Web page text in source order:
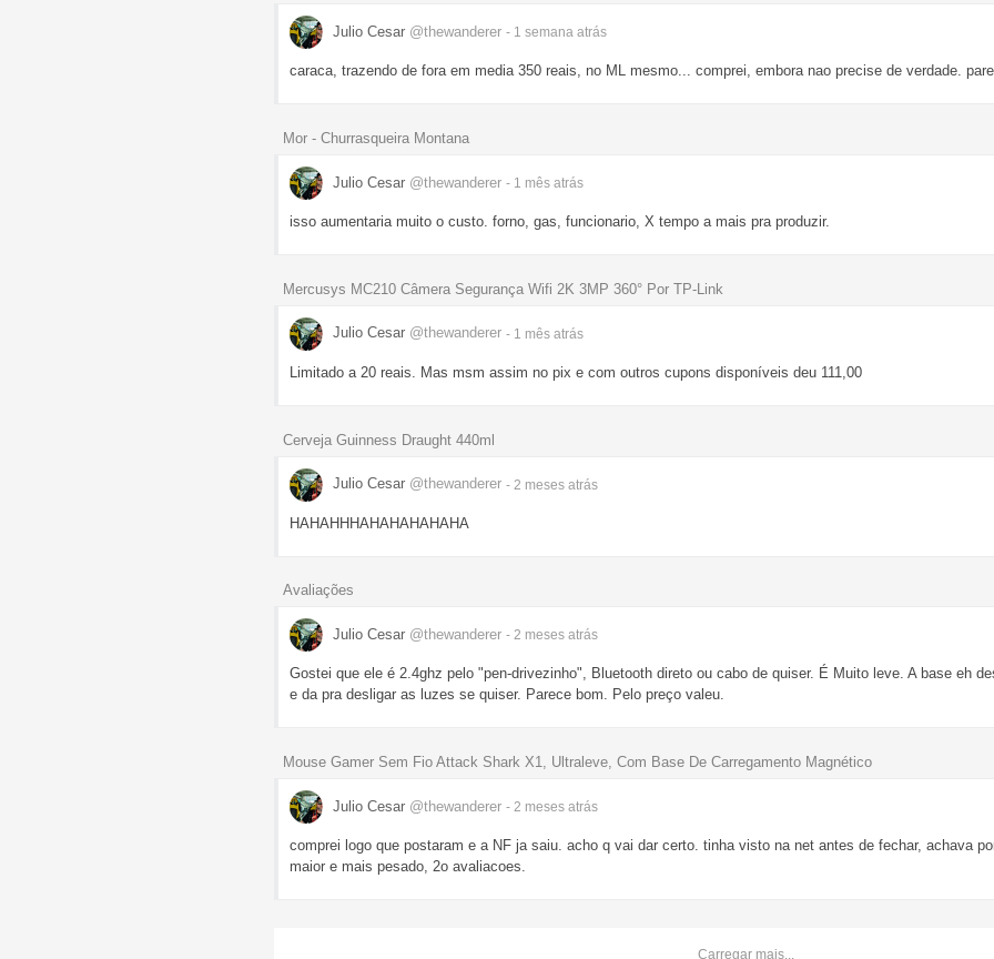
Julio Cesar @thewanderer - 1 semana atrás
caraca, trazendo de fora em media 350 reais, no ML mesmo... comprei, embora nao precise de verdade.
Mor - Churrasqueira Montana
Julio Cesar @thewanderer - 1 mês atrás
isso aumentaria muito o custo. forno, gas, funcionario, X tempo a mais pra produzir.
Mercusys MC210 Câmera Segurança Wifi 2K 3MP 360° Por TP-Link
Julio Cesar @thewanderer - 1 mês atrás
Limitado a 20 reais. Mas msm assim no pix e com outros cupons disponíveis deu 111,00
Cerveja Guinness Draught 440ml
Julio Cesar @thewanderer - 2 meses atrás
HAHAHHHAHAHAHAHAHA
Avaliações
Julio Cesar @thewanderer - 2 meses atrás
Gostei que ele é 2.4ghz pelo "pen-drivezinho", Bluetooth direto ou cabo de quiser. É Muito leve. A base eh
e da pra desligar as luzes se quiser. Parece bom. Pelo preço valeu.
Mouse Gamer Sem Fio Attack Shark X1, Ultraleve, Com Base De Carregamento Magnético
Julio Cesar @thewanderer - 2 meses atrás
comprei logo que postaram e a NF ja saiu. acho q vai dar certo. tinha visto na net antes de fechar, achava
maior e mais pesado, 2o avaliacoes.
Carregar mais...